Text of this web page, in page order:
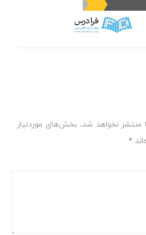
منتشر نخواهد شد. بخش‌های موردنیاز
*